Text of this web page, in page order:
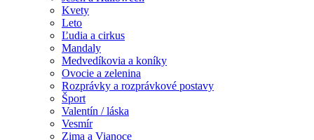
Rozprávky a rozprávkové postavy
Valentín / láska
Zima a Vianoce
Zvieratá a príroda
Kvety
Leto
Ľudia a cirkus
Mandaly
Medvedíkovia a koníky
Ovocie a zelenina
Rozprávky a rozprávkové postavy
Šport
Valentín / láska
Vesmír
Zima a Vianoce